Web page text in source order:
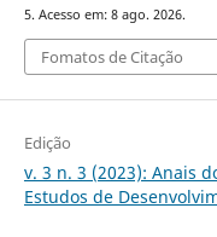
5. Acesso em: 8 ago. 2026.
Fomatos de Citação
Edição
v. 3 n. 3 (2023): Anais
Estudos de